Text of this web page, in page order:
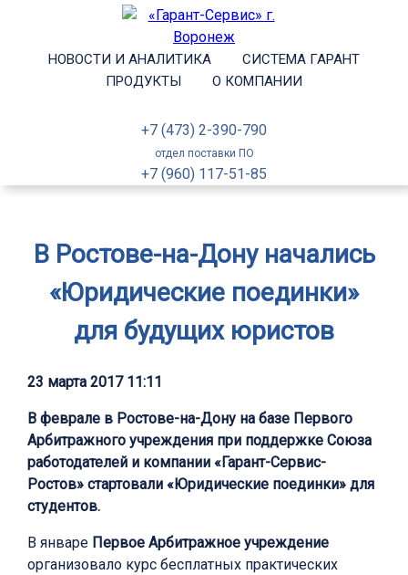
НОВОСТИ И АНАЛИТИКА
СИСТЕМА ГАРАНТ
ПРОДУКТЫ
О КОМПАНИИ
+7 (473) 2-390-790
отдел поставки ПО
+7 (960) 117-51-85
В Ростове-на-Дону начались
«Юридические поединки»
для будущих юристов
23 марта 2017 11:11
В феврале в Ростове-на-Дону на базе Первого
Арбитражного учреждения при поддержке Союза
работодателей и компании «Гарант-Сервис-
Ростов» стартовали «Юридические поединки» для
студентов.
В январе Первое Арбитражное учреждение
организовало курс бесплатных практических